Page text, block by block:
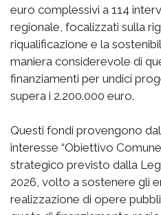
euro complessivi a 114
regionale, focalizzati sulla
riqualificazione e la
maniera considerevole di
finanziamenti per undici
supera i 2.200.000 euro.
Questi fondi provengono
interesse “Obiettivo
strategico previsto dalla
2026, volto a sostenere gli
realizzazione di opere